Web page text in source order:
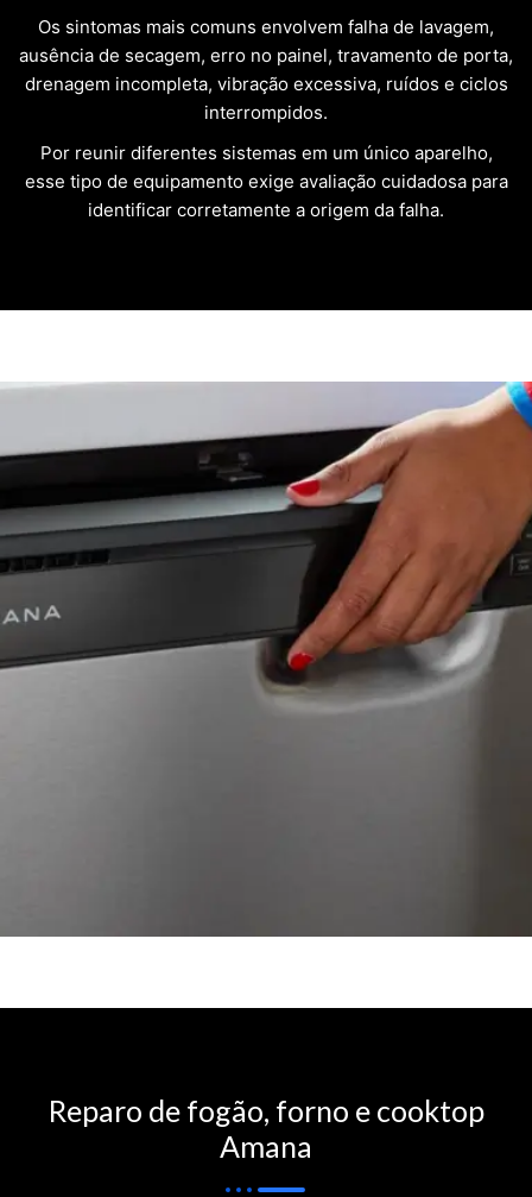
Os sintomas mais comuns envolvem falha de lavagem,
ausência de secagem, erro no painel, travamento de porta,
drenagem incompleta, vibração excessiva, ruídos e ciclos
interrompidos.
Por reunir diferentes sistemas em um único aparelho,
esse tipo de equipamento exige avaliação cuidadosa para
identificar corretamente a origem da falha.
Reparo de fogão, forno e cooktop
Amana